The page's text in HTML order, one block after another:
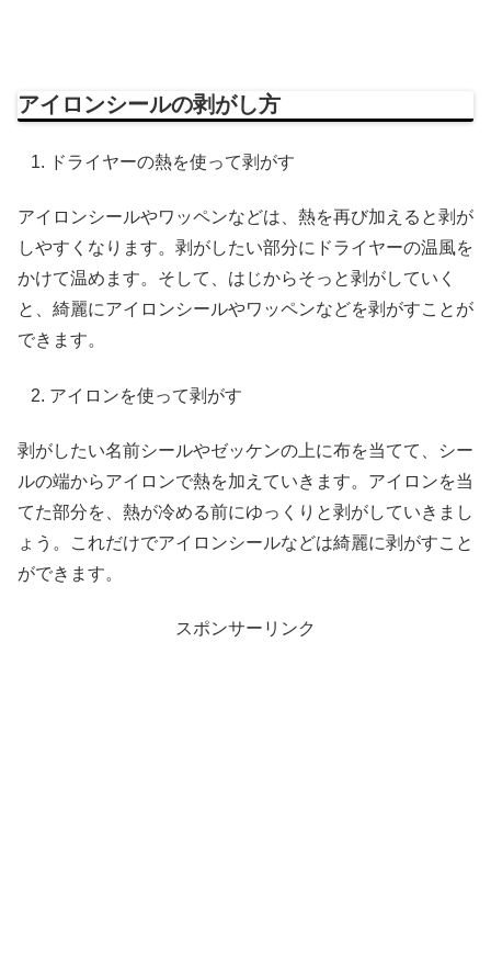
アイロンシールの剥がし方
ドライヤーの熱を使って剥がす
アイロンシールやワッペンなどは、熱を再び加えると剥が
しやすくなります。剥がしたい部分にドライヤーの温風を
かけて温めます。そして、はじからそっと剥がしていく
と、綺麗にアイロンシールやワッペンなどを剥がすことが
できます。
アイロンを使って剥がす
剥がしたい名前シールやゼッケンの上に布を当てて、シー
ルの端からアイロンで熱を加えていきます。アイロンを当
てた部分を、熱が冷める前にゆっくりと剥がしていきまし
ょう。これだけでアイロンシールなどは綺麗に剥がすこと
ができます。
スポンサーリンク